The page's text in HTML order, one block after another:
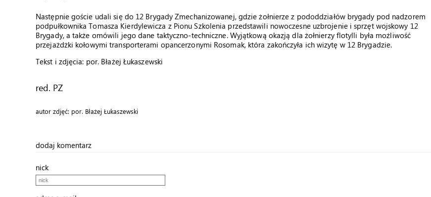
Następnie goście udali się do 12 Brygady Zmechanizowanej, gdzie żołnierze z pododdziałów brygady pod nadzorem
podpułkownika Tomasza Kierdylewicza z Pionu Szkolenia przedstawili nowoczesne uzbrojenie i sprzęt wojskowy 12
Brygady, a także omówili jego dane taktyczno-techniczne. Wyjątkową okazją dla żołnierzy flotylli była możliwość
przejażdżki kołowymi transporterami opancerzonymi Rosomak, która zakończyła ich wizytę w 12 Brygadzie.
Tekst i zdjęcia: por. Błażej Łukaszewski
red. PZ
autor zdjęć: por. Błażej Łukaszewski
dodaj komentarz
nick